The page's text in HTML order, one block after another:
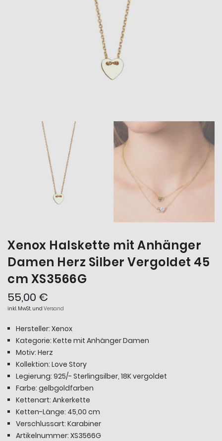
Xenox Halskette mit Anhänger
Damen Herz Silber Vergoldet 45
cm XS3566G
55,00 €
inkl. MwSt. und Versand
Hersteller: Xenox
Kategorie: Kette mit Anhänger Damen
Motiv: Herz
Kollektion: Love Story
Legierung: 925/- Sterlingsilber, 18K vergoldet
Farbe: gelbgoldfarben
Kettenart: Ankerkette
Ketten-Länge: 45,00 cm
Verschlussart: Karabiner
Artikelnummer: XS3566G